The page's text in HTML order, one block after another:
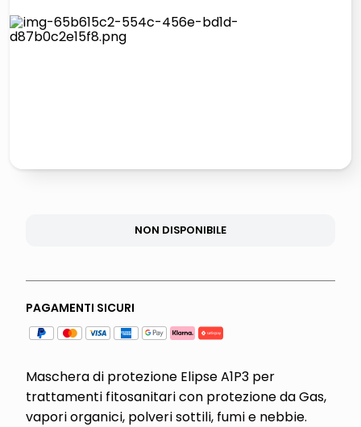
NON DISPONIBILE
PAGAMENTI SICURI
Maschera di protezione Elipse A1P3 per
trattamenti fitosanitari con protezione da Gas,
vapori organici, polveri sottili, fumi e nebbie.